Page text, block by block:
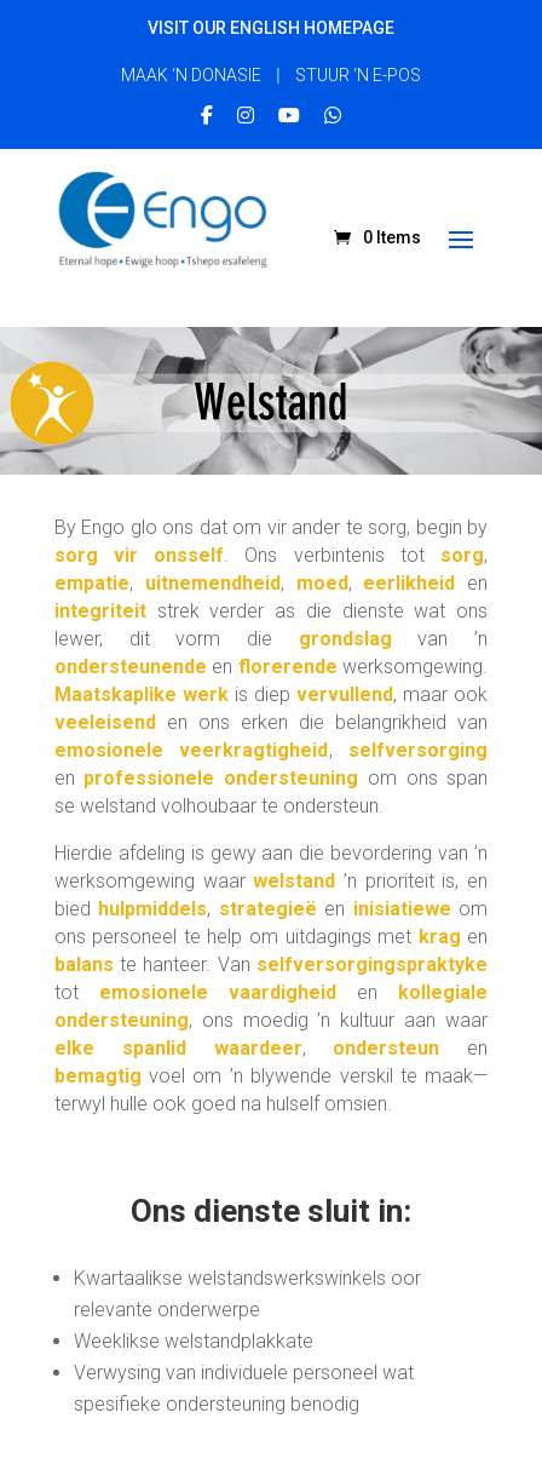
VISIT OUR ENGLISH HOMEPAGE
MAAK ‘N DONASIE | STUUR ‘N E-POS
0 Items
By Engo glo ons dat om vir ander te sorg, begin by
sorg vir onsself. Ons verbintenis tot sorg,
empatie, uitnemendheid, moed, eerlikheid en
integriteitstrek verder as die dienste wat ons
lewer, dit vorm die grondslag van ’n
ondersteunende en florerende werksomgewing.
Maatskaplike werkis diepvervullend, maar ook
veeleisenden ons erken die belangrikheid van
emosionele veerkragtigheid, selfversorging
en professionele ondersteuning om ons span
se welstand volhoubaar te ondersteun.
Hierdie afdeling is gewy aan die bevordering van ’n
werksomgewing waarwelstand ’n prioriteit is, en
bied hulpmiddels, strategieë en inisiatiewe om
ons personeel te help om uitdagings met krag en
balans te hanteer. Van selfversorgingspraktyke
tot emosionele vaardigheid en kollegiale
ondersteuning, ons moedig ’n kultuur aan waar
elke spanlid
waardeer, ondersteun en
bemagtig voel om ’n blywende verskil te maak—
terwyl hulle ook goed na hulself omsien.
Ons dienste sluit in:
Kwartaalikse welstandswerkswinkels oor
relevante onderwerpe
Weeklikse welstandplakkate
Verwysing van individuele personeel wat
spesifieke ondersteuning benodig